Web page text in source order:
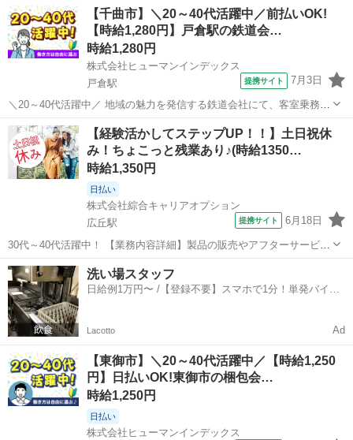
体制も充実◎ ★ 具体的には ★ ■部品のピッキング、仕分け作業補助
■その他付随業務...
長野 須坂市 日野駅
【千曲市】＼20～40代活躍中／前払いOK!
【時給1,280円】戸倉駅の鉄道会…
時給1,280円
株式会社ヒューマンインデックス
戸倉駅
提携サイト 7月3日
＼20～40代活躍中／ 地域の魅力を発信する鉄道会社にて、客室乗務員
のお仕事をおまかせします。 ◇ 具体的な業務内容 ◇ ●車内整備 ●座
席案内 ●飲食物の提供 ●車内販売(グッズなど) ●カウンター業務 ●予約
受付・デ...
長野 千曲市 戸倉駅 その他
【経験活かしてステップUP！！】土日祝休
み！ちょこっと残業あり♪(時給1350…
時給1,350円
日払い
株式会社綜合キャリアオプション
広丘駅
提携サイト 6月18日
30代～40代活躍中！ 【業務内容詳細】製品の販売やアフターサービス
といった顧客接点業務全体の最適化を目指し、 社内システムの企画・
設計・開発・運用保守を担当いただきます。 特に、 販売現法でのアフ
ターサービス業務を支援...
長野 松本市 広丘駅
洗い場スタッフ
日給例1万円〜 /【登録不要】スマホで1分！単発バイト
Lacotto Ad
【東御市】＼20～40代活躍中／【時給1,250
円】日払いOK!東御市の梱包会…
時給1,250円
日払い
株式会社ヒューマンインデックス